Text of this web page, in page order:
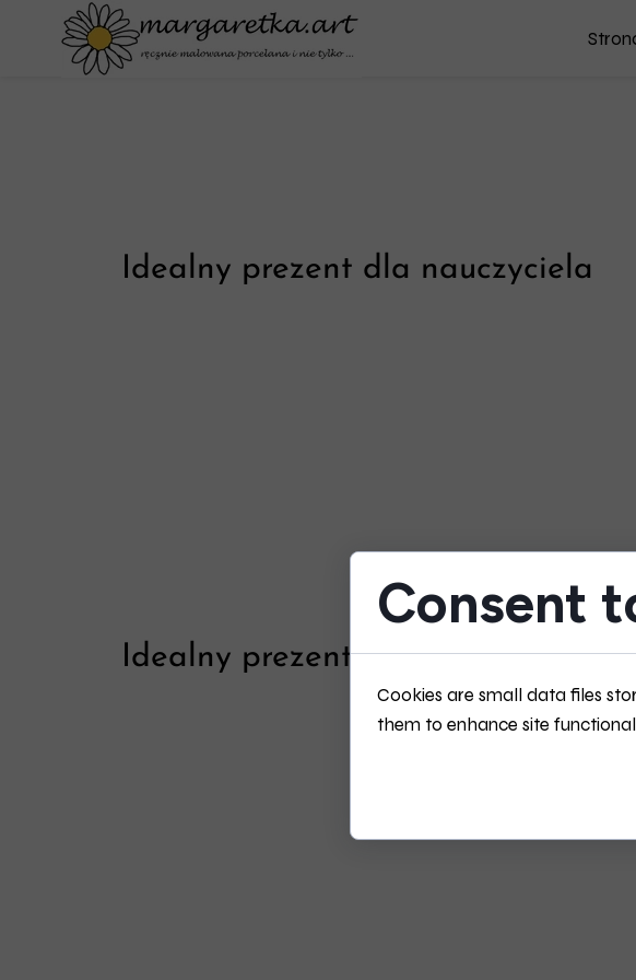
Idealny prezent dla nauczyciela
Idealny prezent na każdą okazję
Consent
Cookies are small data files
them to enhance site